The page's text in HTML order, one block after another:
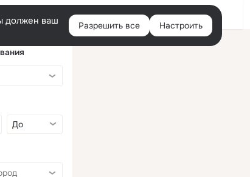
Войти
должен ваш
Разрешить все Настроить